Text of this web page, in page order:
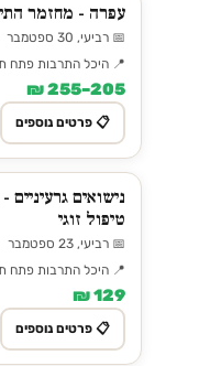
עפרה - מחזמר
📅 רביעי, 30 ספטמבר ⏰ 20:30
📍 היכל התרבות פתח
205–255 ₪
📋 פרטים נוספים
נישואים
טיפול זוגי
📅 רביעי, 23 ספטמבר ⏰ 20:30
📍 היכל התרבות פתח
129 ₪
📋 פרטים נוספים